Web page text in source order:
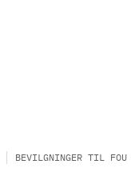
BEVILGNINGER TIL FOU